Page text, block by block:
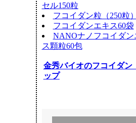
セル150粒
フコイダン粒（250粒
フコイダンエキス60袋
NANOナノフコイダン
ス顆粒60包
金秀バイオのフコイダ
ップ